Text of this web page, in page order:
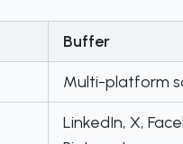
Buffer
Multi-platform
LinkedIn, X,